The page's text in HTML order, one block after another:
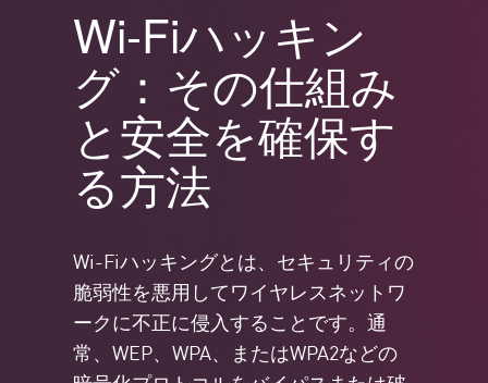
Wi-Fiハッキン
グ：その仕組み
と安全を確保す
る方法
Wi-Fiハッキングとは、セキュリティの
脆弱性を悪用してワイヤレスネットワ
ークに不正に侵入することです。通
常、WEP、WPA、またはWPA2などの